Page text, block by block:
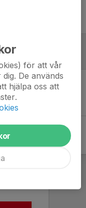
för att vår
De används
hjälpa oss att